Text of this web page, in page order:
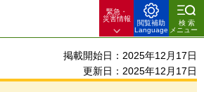
緊急・
災害情報
閲覧補助
Language
検索
メニュー
掲載開始日：2025年12月17日
更新日：2025年12月17日